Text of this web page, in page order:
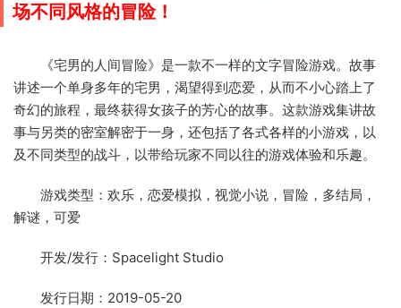
场不同风格的冒险！
《宅男的人间冒险》是一款不一样的文字冒险游戏。故事
讲述一个单身多年的宅男，渴望得到恋爱，从而不小心踏上了
奇幻的旅程，最终获得女孩子的芳心的故事。这款游戏集讲故
事与另类的密室解密于一身，还包括了各式各样的小游戏，以
及不同类型的战斗，以带给玩家不同以往的游戏体验和乐趣。
游戏类型：欢乐，恋爱模拟，视觉小说，冒险，多结局，
解谜，可爱
开发/发行：Spacelight Studio
发行日期：2019-05-20